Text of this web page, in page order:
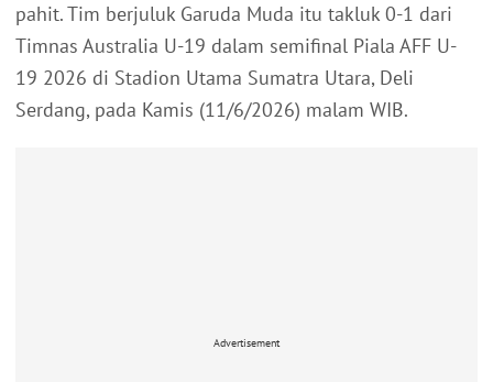
pahit. Tim berjuluk Garuda Muda itu takluk 0-1 dari
Timnas Australia U-19 dalam semifinal Piala AFF U-
19 2026 di Stadion Utama Sumatra Utara, Deli
Serdang, pada Kamis (11/6/2026) malam WIB.
Advertisement